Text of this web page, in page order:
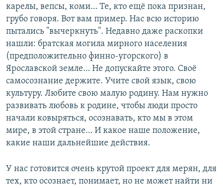
карелы, вепсы, коми… Те, кто ещё пока признан,
грубо говоря. Вот вам пример. Нас всю историю
пытались "вычеркнуть". Недавно даже раскопки
нашли: братская могила мирного населения
(предположительно финно-угорского) в
Ярославской земле… Не допускайте этого. Своё
самосознание держите. Учите свой язык, свою
культуру. Любите свою малую родину. Нам нужно
развивать любовь к родине, чтобы люди просто
начали ковыряться, осознавать, кто мы в этом
мире, в этой стране… И какое наше положение,
какие наши дальнейшие действия.
У нас готовится очень крутой проект для мерян, для
тех, кто осознает, понимает, но не может найти ни